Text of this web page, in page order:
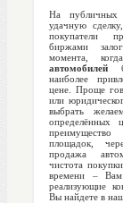
На публичных
удачную
покупатели
биржами
момента,
автомобилей
наиболее
цене. Проще
или
выбрать
определённых
площадок,
продажа
чистота
времени –
реализующие
Вы найдете в